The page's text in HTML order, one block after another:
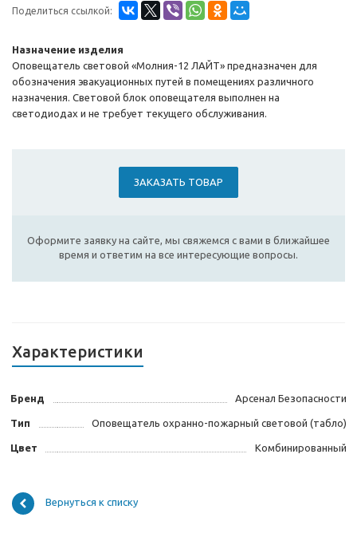
Поделиться ссылкой:
Назначение изделия
Оповещатель световой «Молния-12 ЛАЙТ» предназначен для
обозначения эвакуационных путей в помещениях различного
назначения. Световой блок оповещателя выполнен на
светодиодах и не требует текущего обслуживания.
ЗАКАЗАТЬ ТОВАР
Оформите заявку на сайте, мы свяжемся с вами в ближайшее
время и ответим на все интересующие вопросы.
Характеристики
Бренд Арсенал Безопасности
Тип Оповещатель охранно-пожарный световой (табло)
Цвет Комбинированный
Вернуться к списку